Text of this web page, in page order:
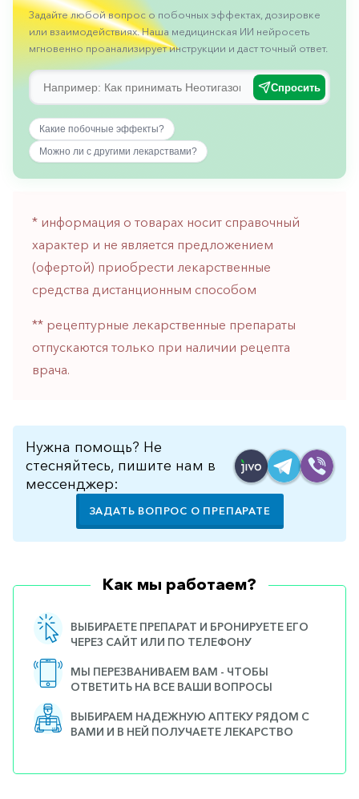
Тромбозы
Урология
горло-
нос
Хирургия
Щитовидная
железа
Задайте любой вопрос о побочных эффектах, дозировке
или взаимодействиях. Наша медицинская ИИ нейросеть
мгновенно проанализирует инструкции и даст точный ответ.
Спросить
Какие побочные эффекты?
Можно ли с другими лекарствами?
* информация о товарах носит справочный
характер и не является предложением
(офертой) приобрести лекарственные
средства дистанционным способом
** рецептурные лекарственные препараты
отпускаются только при наличии рецепта
врача.
Нужна помощь? Не
стесняйтесь, пишите нам в
мессенджер:
ЗАДАТЬ ВОПРОС О ПРЕПАРАТЕ
Как мы работаем?
ВЫБИРАЕТЕ ПРЕПАРАТ И БРОНИРУЕТЕ ЕГО
ЧЕРЕЗ САЙТ ИЛИ ПО ТЕЛЕФОНУ
МЫ ПЕРЕЗВАНИВАЕМ ВАМ - ЧТОБЫ
ОТВЕТИТЬ НА ВСЕ ВАШИ ВОПРОСЫ
ВЫБИРАЕМ НАДЕЖНУЮ АПТЕКУ РЯДОМ С
ВАМИ И В НЕЙ ПОЛУЧАЕТЕ ЛЕКАРСТВО